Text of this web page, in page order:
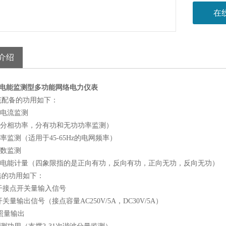
产品增选
在
绍
能监测型多功能网络电力仪表
备的功用如下：
流监测
相功率，分有功和无功功率监测）
监测（适用于45-65Hz的电网频率）
监测
能计量（四象限指的是正向有功，反向有功，正向无功，反向无功）
功用如下：
接点开关量输入信号
关量输出信号（接点容量AC250V/5A，DC30V/5A）
量输出